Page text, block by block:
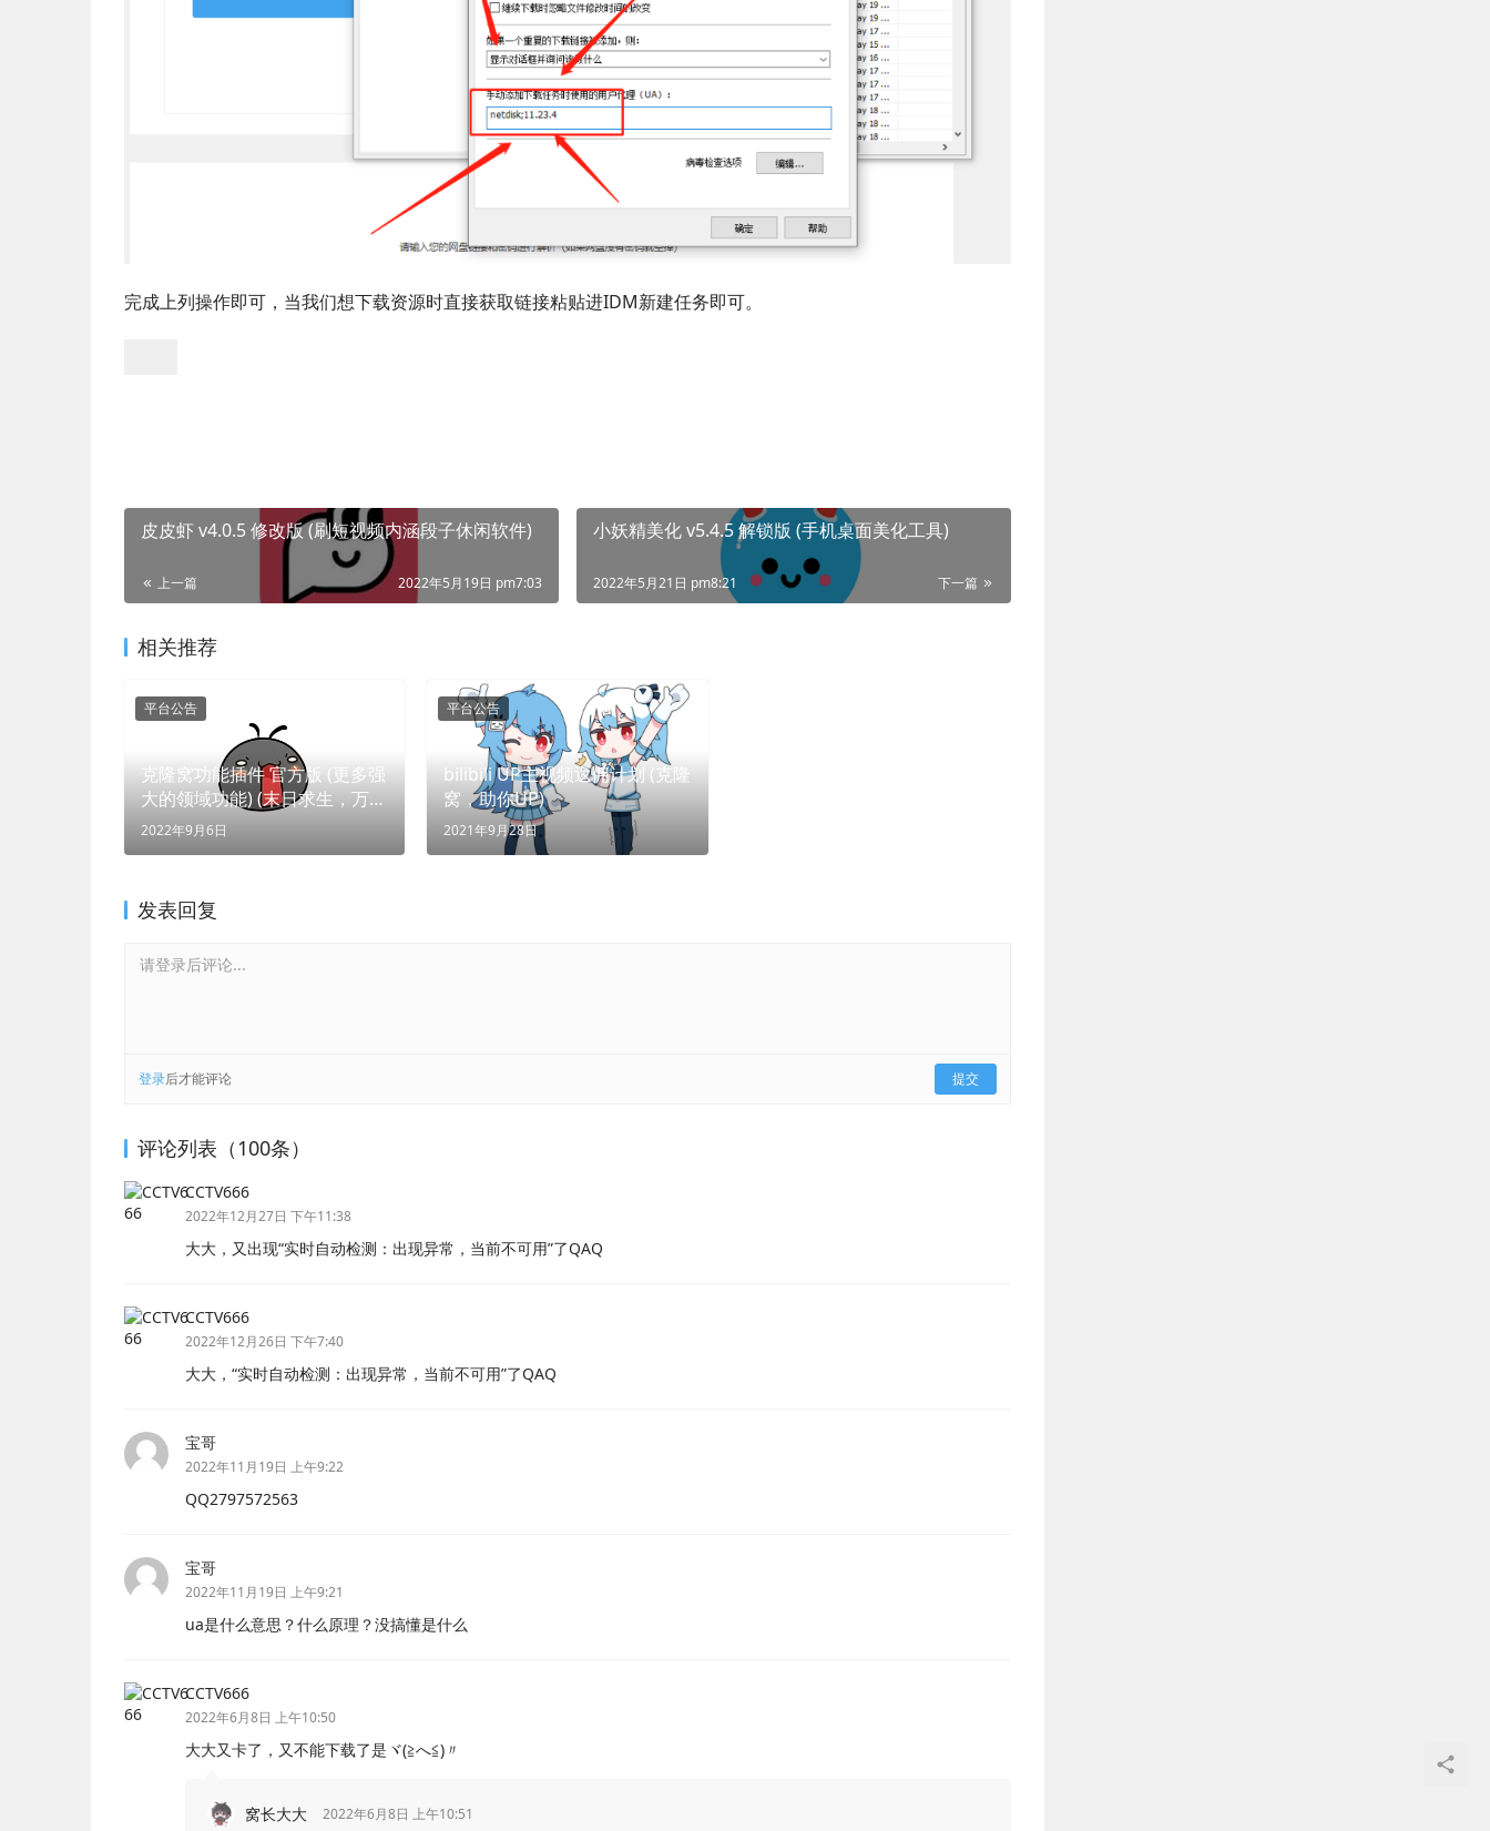
完成上列操作即可，当我们想下载资源时直接获取链接粘贴进IDM新建任务即可。
皮皮虾 v4.0.5 修改版 (刷短视频内涵段子休闲软件)
上一篇 2022年5月19日 pm7:03
小妖精美化 v5.4.5 解锁版 (手机桌面美化工具)
下一篇
2022年5月21日 pm8:21
相关推荐
克隆窝功能插件 官方版 (更多强
大的领域功能) (末日求生，万人
同行)
2022年9月6日
平台公告
bilibili UP主视频返佣计划 (克隆
窝，助你UP)
2021年9月28日
平台公告
发表回复
请登录后评论...
登录后才能评论 提交
评论列表（100条）
CCTV666
2022年12月27日 下午11:38
大大，又出现“实时自动检测：出现异常，当前不可用”了QAQ
CCTV666
2022年12月26日 下午7:40
大大，“实时自动检测：出现异常，当前不可用”了QAQ
宝哥
2022年11月19日 上午9:22
QQ2797572563
宝哥
2022年11月19日 上午9:21
ua是什么意思？什么原理？没搞懂是什么
CCTV666
2022年6月8日 上午10:50
大大又卡了，又不能下载了是ヾ(≧へ≦)〃
窝长大大 2022年6月8日 上午10:51